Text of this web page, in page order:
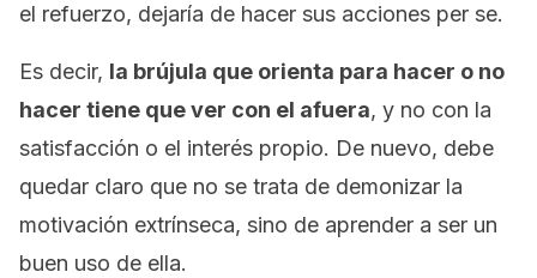
el refuerzo, dejaría de hacer sus acciones per se.
Es decir, la brújula que orienta para hacer o no
hacer tiene que ver con el afuera, y no con la
satisfacción o el interés propio. De nuevo, debe
quedar claro que no se trata de demonizar la
motivación extrínseca, sino de aprender a ser un
buen uso de ella.